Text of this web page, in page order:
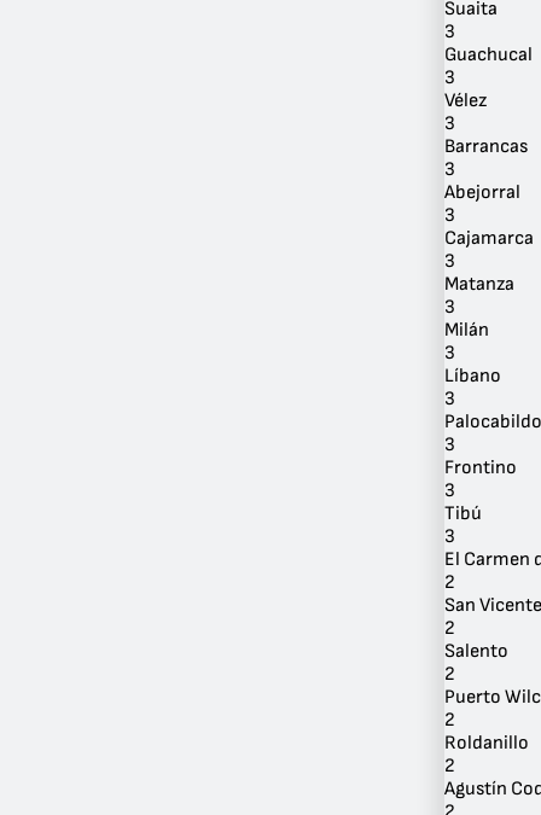
Suaita
3
Guachucal
3
Vélez
3
Barrancas
3
Abejorral
3
Cajamarca
3
Matanza
3
Milán
3
Líbano
3
Palocabildo
3
Frontino
3
Tibú
3
El Carmen
2
San
2
Salento
2
Puerto
2
Roldanillo
2
Agustín